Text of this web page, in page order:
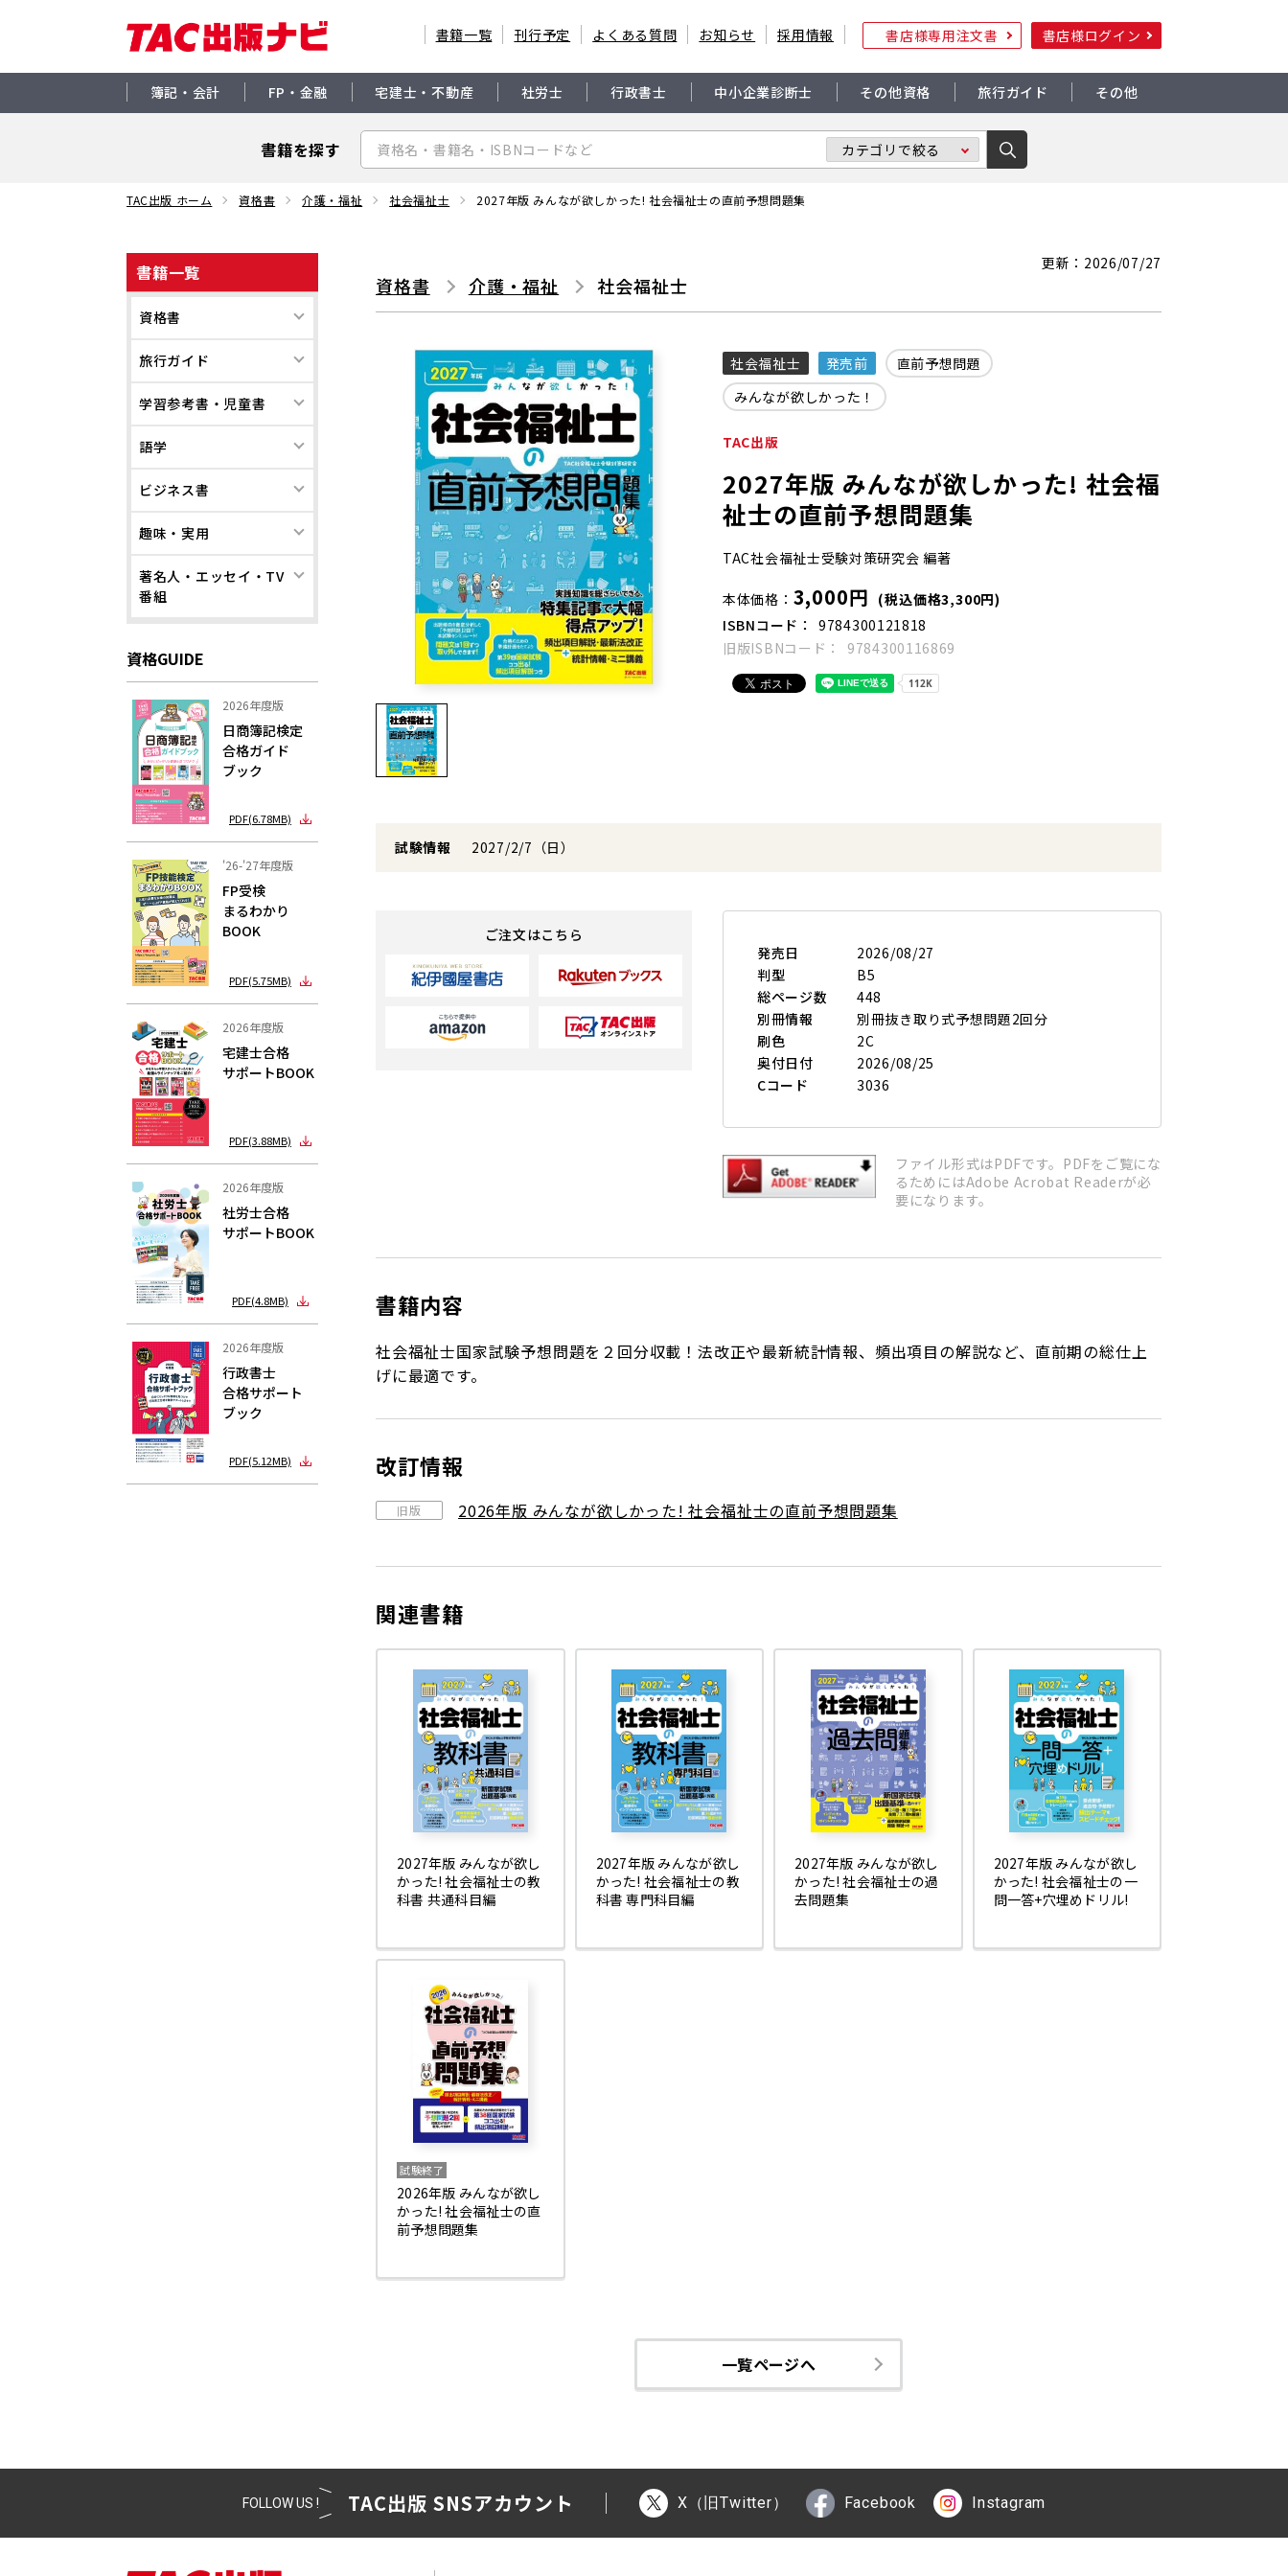
書籍一覧 刊行予定 よくある質問 お知らせ 採用情報 書店様専用注文書 書店様ログイン
簿記・会計 FP・金融 宅建士・不動産 社労士 行政書士 中小企業診断士 その他資格 旅行ガイド その他
書籍を探す
TAC出版 ホーム 資格書 介護・福祉 社会福祉士 2027年版 みんなが欲しかった! 社会福祉士の直前予想問題集
書籍一覧
資格書
旅行ガイド
学習参考書・児童書
語学
ビジネス書
趣味・実用
著名人・エッセイ・TV
番組
資格GUIDE
2026年度版
日商簿記検定
合格ガイド
ブック
PDF(6.78MB)
'26-'27年度版
FP受検
まるわかり
BOOK
PDF(5.75MB)
2026年度版
宅建士合格
サポートBOOK
PDF(3.88MB)
2026年度版
社労士合格
サポートBOOK
PDF(4.8MB)
2026年度版
行政書士
合格サポート
ブック
PDF(5.12MB)
更新：2026/07/27
資格書 介護・福祉 社会福祉士
社会福祉士 発売前
直前予想問題
みんなが欲しかった！
TAC出版
2027年版 みんなが欲しかった! 社会福
祉士の直前予想問題集
TAC社会福祉士受験対策研究会 編著
本体価格 3,000円 (税込価格3,300円)
ISBNコード
9784300121818
旧版ISBNコード
9784300116869
試験情報 2027/2/7（日）
ご注文はこちら
発売日
2026/08/27
判型
B5
総ページ数
448
別冊情報
別冊抜き取り式予想問題2回分
刷色
2C
奥付日付
2026/08/25
Cコード
3036
ファイル形式はPDFです。PDFをご覧にな
るためにはAdobe Acrobat Readerが必
要になります。
書籍内容
社会福祉士国家試験予想問題を２回分収載！法改正や最新統計情報、頻出項目の解説など、直前期の総仕上
げに最適です。
改訂情報
旧版 2026年版 みんなが欲しかった! 社会福祉士の直前予想問題集
関連書籍
2027年版 みんなが欲し
かった! 社会福祉士の教
科書 共通科目編
2027年版 みんなが欲し
かった! 社会福祉士の教
科書 専門科目編
2027年版 みんなが欲し
かった! 社会福祉士の過
去問題集
2027年版 みんなが欲し
かった! 社会福祉士の一
問一答+穴埋めドリル!
試験終了
2026年版 みんなが欲し
かった! 社会福祉士の直
前予想問題集
一覧ページへ
FOLLOW US ! TAC出版 SNSアカウント X（旧Twitter） Facebook Instagram